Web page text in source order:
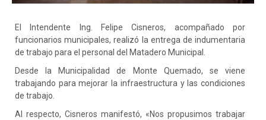
El Intendente Ing. Felipe Cisneros, acompañado por
funcionarios municipales, realizó la entrega de indumentaria
de trabajo para el personal del Matadero Municipal.
Desde la Municipalidad de Monte Quemado, se viene
trabajando para mejorar la infraestructura y las condiciones
de trabajo.
Al respecto, Cisneros manifestó, «Nos propusimos trabajar